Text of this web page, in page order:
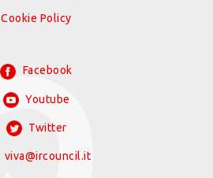
Cookie Policy
Facebook
Youtube
Twitter
viva@ircouncil.it